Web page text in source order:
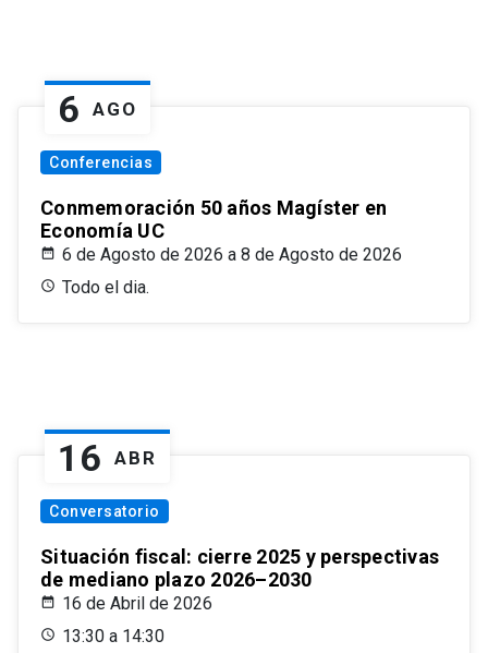
6 AGO
Conferencias
Conmemoración 50 años Magíster en
Economía UC
6 de Agosto de 2026 a 8 de Agosto de 2026
Todo el dia.
16 ABR
Conversatorio
Situación fiscal: cierre 2025 y perspectivas
de mediano plazo 2026–2030
16 de Abril de 2026
13:30 a 14:30